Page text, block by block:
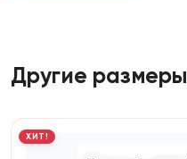
Другие размеры
ХИТ!